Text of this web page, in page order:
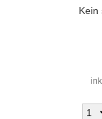
Kein